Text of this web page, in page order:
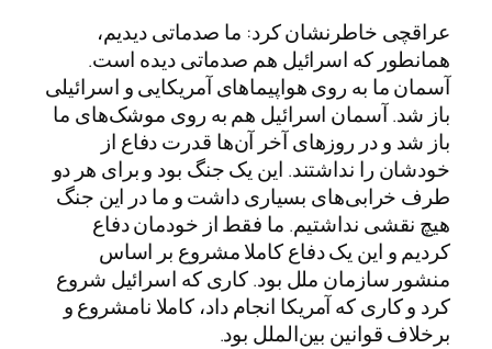
عراقچی خاطرنشان کرد: ما صدماتی دیدیم،
همانطور که اسرائیل هم صدماتی دیده است.
آسمان ما به روی هواپیماهای آمریکایی و اسرائیلی
باز شد. آسمان اسرائیل هم به روی موشک‌های ما
باز شد و در روزهای آخر آن‌ها قدرت دفاع از
خودشان را نداشتند. این یک جنگ بود و برای هر دو
طرف خرابی‌های بسیاری داشت و ما در این جنگ
هیچ نقشی نداشتیم. ما فقط از خودمان دفاع
کردیم و این یک دفاع کاملا مشروع بر اساس
منشور سازمان ملل بود. کاری که اسرائیل شروع
کرد و کاری که آمریکا انجام داد، کاملا نامشروع و
برخلاف قوانین بین‌الملل بود.